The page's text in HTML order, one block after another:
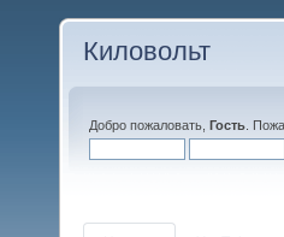
Киловольт
Добро пожаловать, Гость .